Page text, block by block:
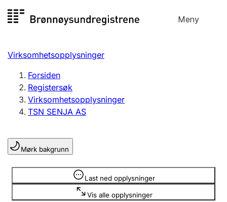
til
Meny
Registersøk
Aksjeselskap
Enkeltpersonforetak
Registrere, endre, slette
Lag og forening
Registrere, endre, slette
Virksomhetsopplysninger
Forsiden
Registersøk
Virksomhetsopplysninger
TSN SENJA AS
Mørk bakgrunn
Last ned opplysninger
Vis alle opplysninger
Opplysninger er skjult